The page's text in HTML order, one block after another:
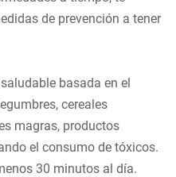
de prevención a tener
basada en el
cereales
magras, productos
el consumo de tóxicos.
30 minutos al día.